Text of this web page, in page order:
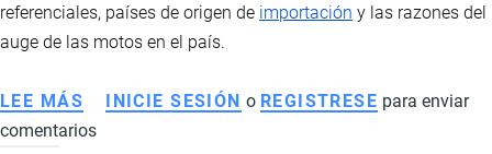
referenciales, países de origen de importación y las razones del
auge de las motos en el país.
LEE MÁS SOBRE
MERCADO
INICIE SESIÓN o REGISTRESE para enviar
comentarios